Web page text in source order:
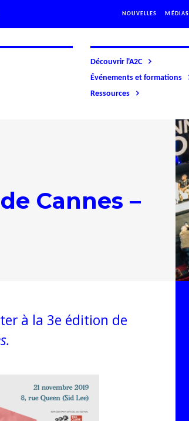
NOUVELLES MÉDIAS
Découvrir l'A2C
Événements et formations
Ressources
Cannes –
à la 3e édition de